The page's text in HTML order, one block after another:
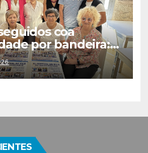
coa
por bandeira:
celébrase o
Kilo no Auditorio